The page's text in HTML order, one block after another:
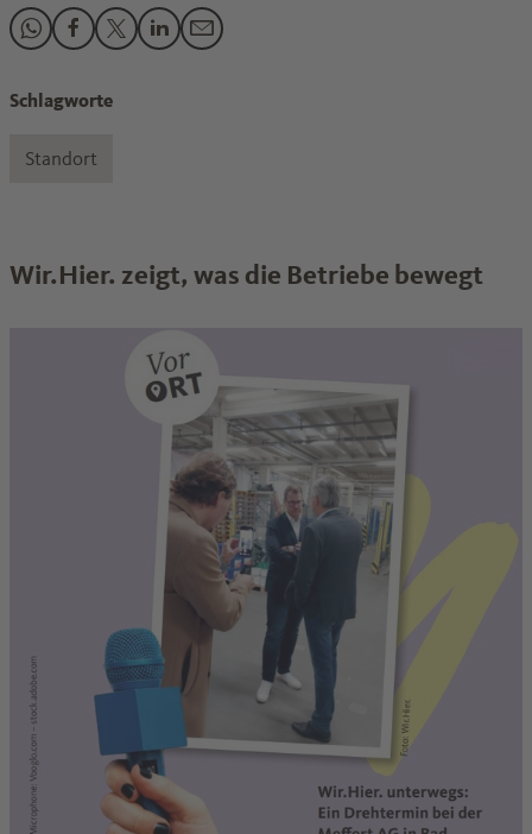
Den Beitrag "Corona mischt Chemie-Betriebe auf" teilen
Den Beitrag "Corona mischt Chemie-Betriebe auf"
Den Beitrag "Corona mischt Chemie-Betriebe
Den Beitrag "Corona mischt Chemie-
Den Beitrag "Corona mischt Chemie-
Schlagworte
Standort
Wir.Hier. zeigt, was die Betriebe bewegt